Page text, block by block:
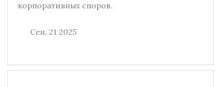
корпоративных споров.
Сен, 21 2025